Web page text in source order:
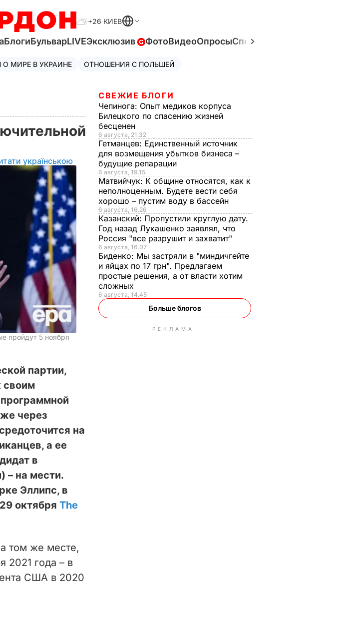
+26 КИЕВ
БлогиБульварLIVEЭксклюзив ФотоВидеоОпросыСпецпроекты
О МИРЕ В УКРАИНЕ ОТНОШЕНИЯ С ПОЛЬШЕЙ
українською
пройдут 5 ноября
партии,
своим
через
на
а ее
в
– на мести.
Эллипс, в
октября The
том же месте,
2021 года – в
США в 2020
СВЕЖИЕ БЛОГИ
Чепинога: Опыт медиков корпуса
Билецкого по спасению жизней
бесценен
6 августа, 21.32
Гетманцев: Единственный источник
для возмещения убытков бизнеса –
будущие репарации
6 августа, 19.15
Матвийчук: К общине относятся, как к
неполноценным. Будете вести себя
хорошо – пустим воду в бассейн
6 августа, 16.26
Казанский: Пропустили круглую дату.
Год назад Лукашенко заявлял, что
Россия "все разрушит и захватит"
6 августа, 16.07
Биденко: Мы застряли в "миндичгейте
и яйцах по 17 грн". Предлагаем
простые решения, а от власти хотим
сложных
6 августа, 14.45
Больше блогов
РЕКЛАМА